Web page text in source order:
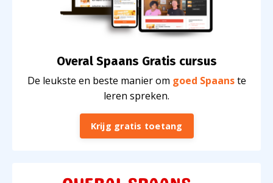
Overal Spaans Gratis cursus
De leukste en beste manier om goed Spaanste
leren spreken.
Krijg gratis toetang